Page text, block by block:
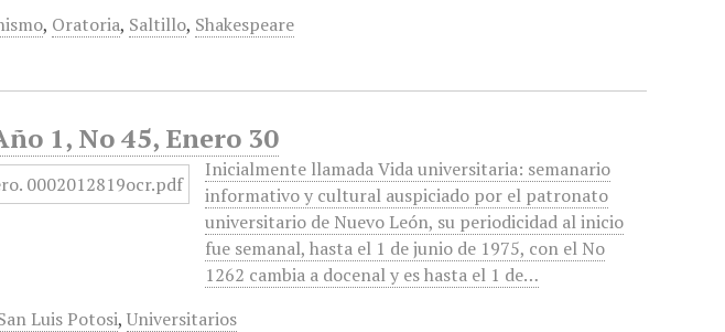
, Oratoria, Saltillo, Shakespeare
1, No 45, Enero 30
Inicialmente llamada Vida universitaria: semanario
informativo y cultural auspiciado por el patronato
universitario de Nuevo León, su periodicidad al inicio
fue semanal, hasta el 1 de junio de 1975, con el No
1262 cambia a docenal y es hasta el 1 de…
Luis Potosi,Universitarios